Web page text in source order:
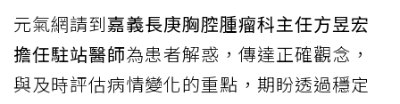
元氣網請到嘉義長庚胸腔腫瘤科主任方昱宏
擔任駐站醫師為患者解惑，傳達正確觀念，
與及時評估病情變化的重點，期盼透過穩定